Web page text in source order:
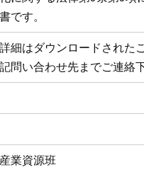
です。
細はダウンロードされた
問い合わせ先までご連絡下
業資源班